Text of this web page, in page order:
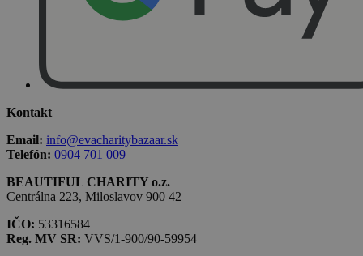
Kontakt
Email: info@evacharitybazaar.sk
Telefón: 0904 701 009
BEAUTIFUL CHARITY o.z.
Centrálna 223, Miloslavov 900 42
IČO: 53316584
Reg. MV SR: VVS/1-900/90-59954